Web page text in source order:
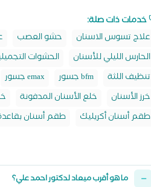
خدمات ذات صلة:
علاج تسوس الاسنان
حشو العصب
الحارس الليلي للأسنان
الحشوات
تنظيف اللثة
جسور bfm جسور emax
خرز الأسنان
خلع الأسنان المدفونة
طقم أسنان أكريليك
طقم أسنان
ما هو أقرب ميعاد لدكتور احمد علي؟